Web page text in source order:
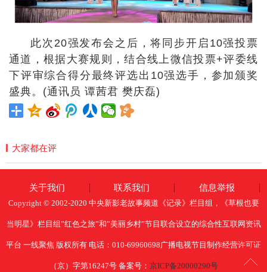
此次20强发布会之后，将同步开启10强投票
通道，根据大赛规则，结合线上微信投票+评委线
下评审综合得分最终评选出10强选手，参加颁奖
盛典。(通讯员 谭茜君 樊庆磊)
大家都在评
关于我们 联系我们 信息举报
Copyright © 2002-2020 中央新影老故事频道《记录》栏目组，《草根也要
当明星》栏目组”红色之旅”和”美丽乡村”节目联合设立的综合性互联网资讯
平台 一线聚焦 版权所有 电话：010-69960698广播电视节目制作经营许可证
（京）字第16247号 备案号： 京ICP备20000290号